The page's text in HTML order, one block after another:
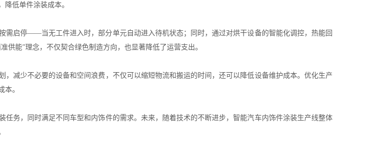
低单件涂装成本。
需启停——当无工件进入时，部分单元自动进入待机状态；同时，通过对烘干设备的智能化调控，热能回
供能”理念，不仅契合绿色制造方向，也显著降低了运营支出。
减少不必要的设备和空间浪费，不仅可以缩短物流和搬运的时间，还可以降低设备维护成本。优化生产
本。
务，同时满足不同车型和内饰件的需求。未来，随着技术的不断进步，智能汽车内饰件涂装生产线整体